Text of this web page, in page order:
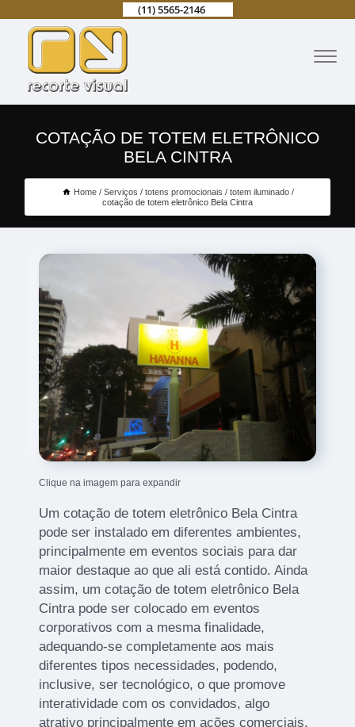
(11) 5565-2146
COTAÇÃO DE TOTEM ELETRÔNICO
BELA CINTRA
Home Serviços totens promocionais
totem iluminado
cotação de totem eletrônico Bela Cintra
Clique na imagem para expandir
Um cotação de totem eletrônico Bela Cintra
pode ser instalado em diferentes ambientes,
principalmente em eventos sociais para dar
maior destaque ao que ali está contido. Ainda
assim, um cotação de totem eletrônico Bela
Cintra pode ser colocado em eventos
corporativos com a mesma finalidade,
adequando-se completamente aos mais
diferentes tipos necessidades, podendo,
inclusive, ser tecnológico, o que promove
interatividade com os convidados, algo
atrativo principalmente em ações comerciais.